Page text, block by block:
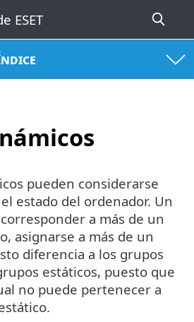
pueden considerarse
estado del ordenador. Un
a más de un
asignarse a más de un
diferencia a los grupos
estáticos, puesto que
no puede pertenecer a